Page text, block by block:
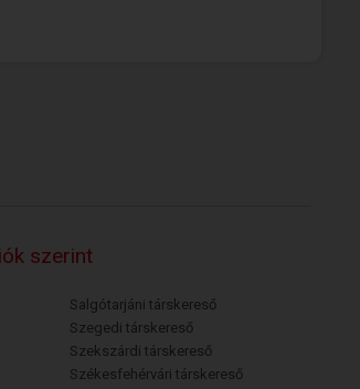
szerint
Salgótarjáni társkereső
Szegedi társkereső
Szekszárdi társkereső
Székesfehérvári társkereső